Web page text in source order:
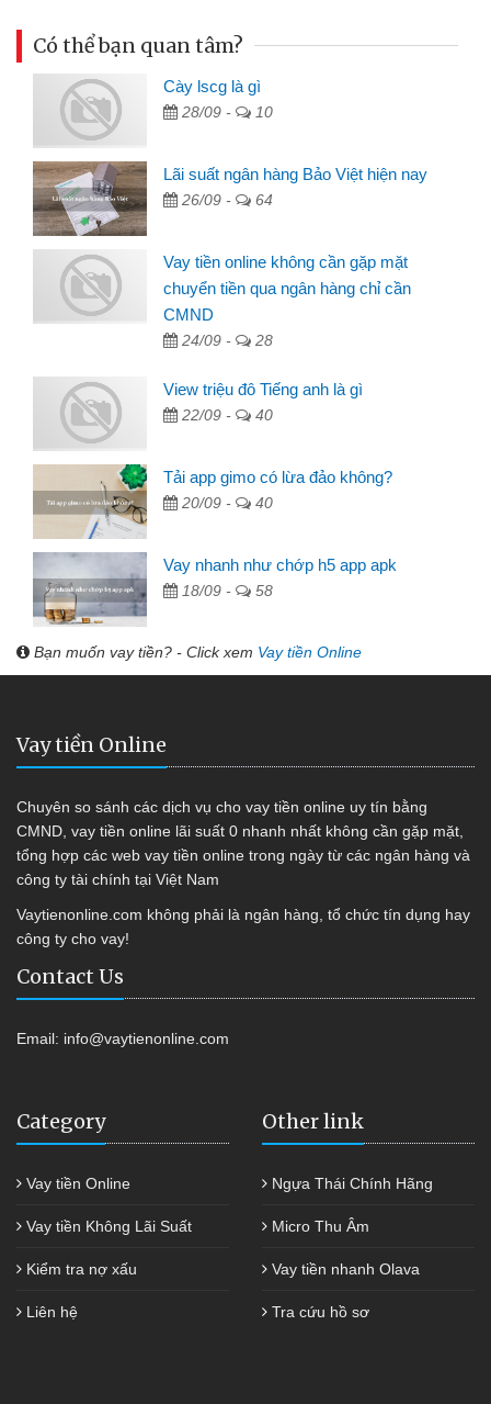
Có thể bạn quan tâm?
Cày lscg là gì
28/09 - 10
Lãi suất ngân hàng Bảo Việt hiện nay
26/09 - 64
Vay tiền online không cần gặp mặt
chuyển tiền qua ngân hàng chỉ cần
CMND
24/09 - 28
View triệu đô Tiếng anh là gì
22/09 - 40
Tải app gimo có lừa đảo không?
20/09 - 40
Vay nhanh như chớp h5 app apk
18/09 - 58
Bạn muốn vay tiền? - Click xem Vay tiền Online
Vay tiền Online
Chuyên so sánh các dịch vụ cho vay tiền online uy tín bằng
CMND, vay tiền online lãi suất 0 nhanh nhất không cần gặp mặt,
tổng hợp các web vay tiền online trong ngày từ các ngân hàng và
công ty tài chính tại Việt Nam
Vaytienonline.com không phải là ngân hàng, tổ chức tín dụng hay
công ty cho vay!
Contact Us
Email: info@vaytienonline.com
Category
Vay tiền Online
Vay tiền Không Lãi Suất
Kiểm tra nợ xấu
Liên hệ
Other link
Ngựa Thái Chính Hãng
Micro Thu Âm
Vay tiền nhanh Olava
Tra cứu hồ sơ